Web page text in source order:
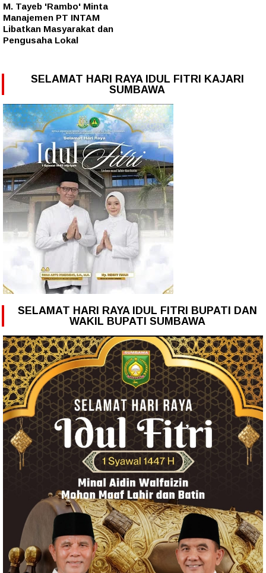
M. Tayeb 'Rambo' Minta
Manajemen PT INTAM
Libatkan Masyarakat dan
Pengusaha Lokal
SELAMAT HARI RAYA IDUL FITRI KAJARI
SUMBAWA
SELAMAT HARI RAYA IDUL FITRI BUPATI DAN
WAKIL BUPATI SUMBAWA